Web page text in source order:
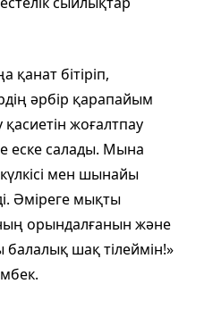
бітіріп,
әрбір қарапайым
жоғалтпау
еске салады. Мына
мен шынайы
Әміреге мықты
орындалғанын және
шақ тілеймін!»